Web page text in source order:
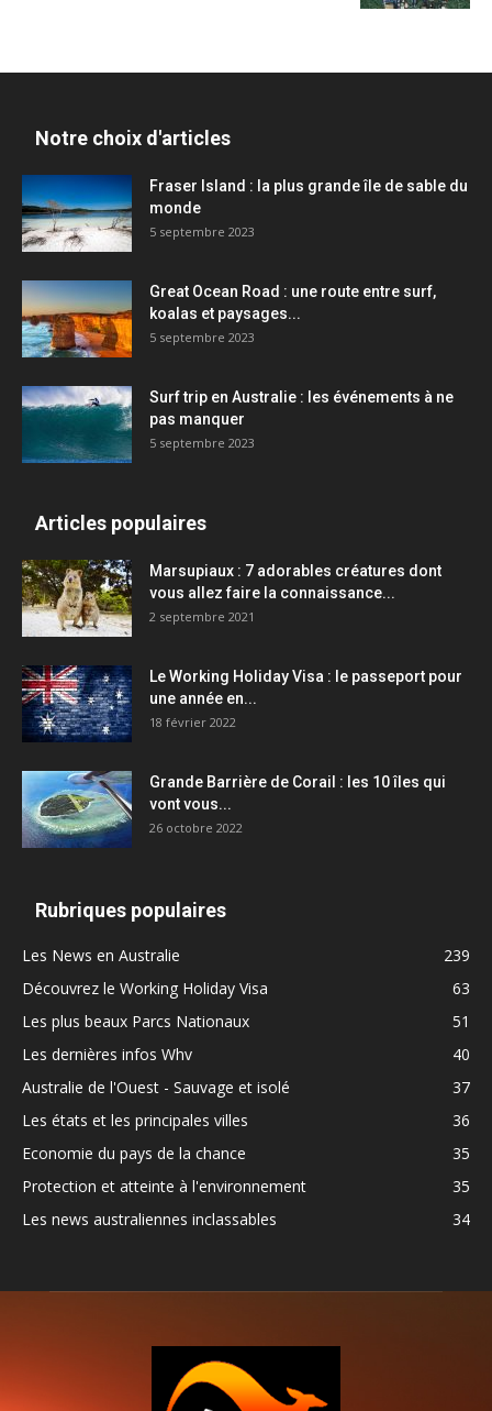
Notre choix d'articles
Fraser Island : la plus grande île de sable du
monde
5 septembre 2023
Great Ocean Road : une route entre surf,
koalas et paysages...
5 septembre 2023
Surf trip en Australie : les événements à ne
pas manquer
5 septembre 2023
Articles populaires
Marsupiaux : 7 adorables créatures dont
vous allez faire la connaissance...
2 septembre 2021
Le Working Holiday Visa : le passeport pour
une année en...
18 février 2022
Grande Barrière de Corail : les 10 îles qui
vont vous...
26 octobre 2022
Rubriques populaires
Les News en Australie
239
Découvrez le Working Holiday Visa
63
Les plus beaux Parcs Nationaux
51
Les dernières infos Whv
40
Australie de l'Ouest - Sauvage et isolé
37
Les états et les principales villes
36
Economie du pays de la chance
35
Protection et atteinte à l'environnement
35
Les news australiennes inclassables
34